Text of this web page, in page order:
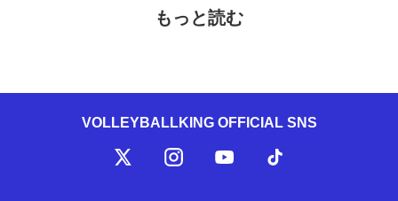
もっと読む
VOLLEYBALLKING OFFICIAL SNS